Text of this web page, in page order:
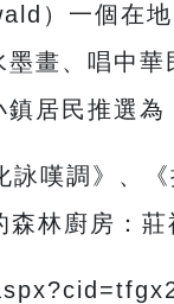
）一個在
畫、唱中
居民推選為
嘆調》、
林廚房：莊